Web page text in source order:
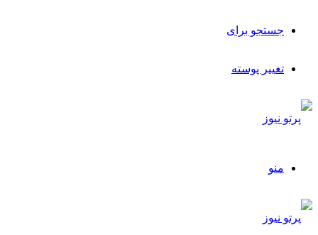
جستجو برای
تغییر پوسته
منو